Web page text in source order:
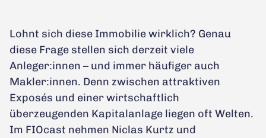
Lohnt sich diese Immobilie wirklich? Genau
diese Frage stellen sich derzeit viele
Anleger:innen – und immer häufiger auch
Makler:innen. Denn zwischen attraktiven
Exposés und einer wirtschaftlich
überzeugenden Kapitalanlage liegen oft Welten.
Im FIOcast nehmen Niclas Kurtz und